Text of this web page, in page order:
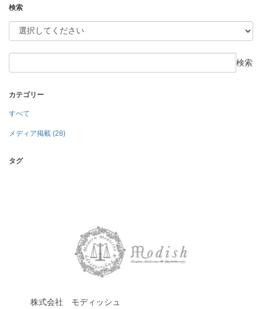
検索
検索
カテゴリー
すべて
メディア掲載 (28)
タグ
株式会社 モディッシュ